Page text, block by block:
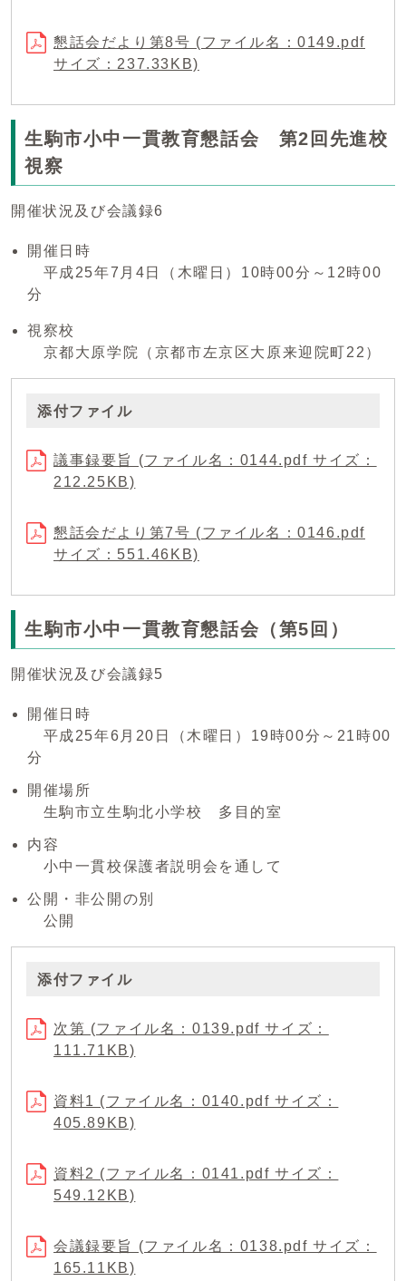
懇話会だより第8号 (ファイル名：0149.pdf
サイズ：237.33KB)
生駒市小中一貫教育懇話会 第2回先進校
視察
開催状況及び会議録6
開催日時
平成25年7月4日（木曜日）10時00分～12時00
分
視察校
京都大原学院（京都市左京区大原来迎院町22）
添付ファイル
議事録要旨 (ファイル名：0144.pdf サイズ：
212.25KB)
懇話会だより第7号 (ファイル名：0146.pdf
サイズ：551.46KB)
生駒市小中一貫教育懇話会（第5回）
開催状況及び会議録5
開催日時
平成25年6月20日（木曜日）19時00分～21時00
分
開催場所
生駒市立生駒北小学校 多目的室
内容
小中一貫校保護者説明会を通して
公開・非公開の別
公開
添付ファイル
次第 (ファイル名：0139.pdf サイズ：
111.71KB)
資料1 (ファイル名：0140.pdf サイズ：
405.89KB)
資料2 (ファイル名：0141.pdf サイズ：
549.12KB)
会議録要旨 (ファイル名：0138.pdf サイズ：
165.11KB)